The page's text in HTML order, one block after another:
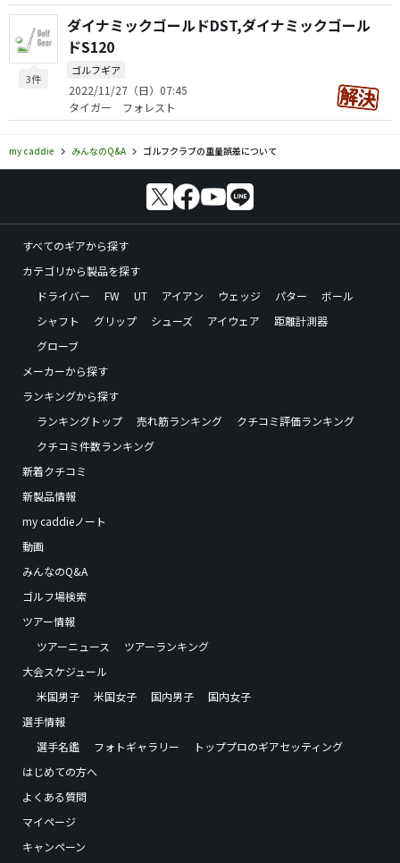
3件
ダイナミックゴールドDST,ダイナミックゴール
ドS120
ゴルフギア
2022/11/27（日）07:45
タイガー フォレスト
my caddie みんなのQ&A ゴルフクラブの重量誤差について
すべてのギアから探す
カテゴリから製品を探す
ドライバー
FW UT アイアン ウェッジ パター
ボール
シャフト
グリップ シューズ アイウェア
距離計測器
グローブ
メーカーから探す
ランキングから探す
ランキングトップ
売れ筋ランキング
クチコミ評価ランキング
クチコミ件数ランキング
新着クチコミ
新製品情報
my caddieノート
動画
みんなのQ&A
ゴルフ場検索
ツアー情報
ツアーニュース
ツアーランキング
大会スケジュール
米国男子
米国女子 国内男子
国内女子
選手情報
選手名鑑
フォトギャラリー
トッププロのギアセッティング
はじめての方へ
よくある質問
マイページ
キャンペーン